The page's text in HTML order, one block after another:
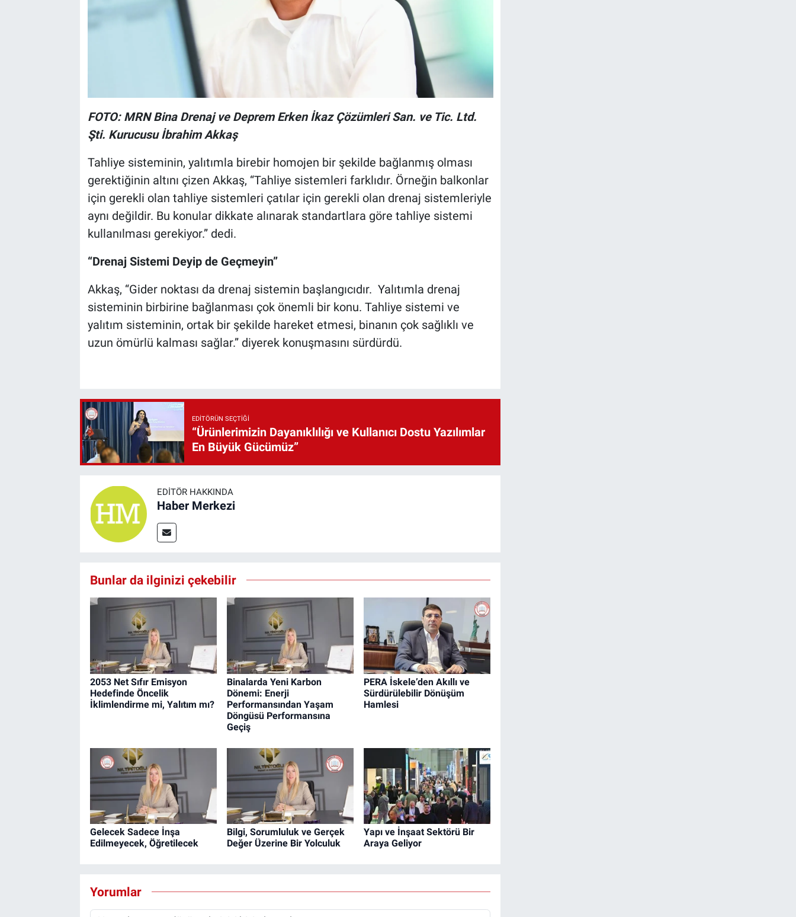
FOTO: MRN Bina Drenaj ve Deprem Erken İkaz Çözümleri San. ve Tic. Ltd.
Şti. Kurucusu İbrahim Akkaş
Tahliye sisteminin, yalıtımla birebir homojen bir şekilde bağlanmış olması
gerektiğinin altını çizen Akkaş, “Tahliye sistemleri farklıdır. Örneğin balkonlar
için gerekli olan tahliye sistemleri çatılar için gerekli olan drenaj sistemleriyle
aynı değildir. Bu konular dikkate alınarak standartlara göre tahliye sistemi
kullanılması gerekiyor.” dedi.
“Drenaj Sistemi Deyip de Geçmeyin”
Akkaş, “Gider noktası da drenaj sistemin başlangıcıdır. Yalıtımla drenaj
sisteminin birbirine bağlanması çok önemli bir konu. Tahliye sistemi ve
yalıtım sisteminin, ortak bir şekilde hareket etmesi, binanın çok sağlıklı ve
uzun ömürlü kalması sağlar.” diyerek konuşmasını sürdürdü.
EDITÖRÜN SEÇTIĞI
“Ürünlerimizin Dayanıklılığı ve Kullanıcı Dostu Yazılımlar
En Büyük Gücümüz”
EDITÖR HAKKINDA
Haber Merkezi
Bunlar da ilginizi çekebilir
2053 Net Sıfır Emisyon
Hedefinde Öncelik
İklimlendirme mi, Yalıtım mı?
Binalarda Yeni Karbon
Dönemi: Enerji
Performansından Yaşam
Döngüsü Performansına
Geçiş
PERA İskele’den Akıllı ve
Sürdürülebilir Dönüşüm
Hamlesi
Gelecek Sadece İnşa
Edilmeyecek, Öğretilecek
Bilgi, Sorumluluk ve Gerçek
Değer Üzerine Bir Yolculuk
Yapı ve İnşaat Sektörü Bir
Araya Geliyor
Yorumlar